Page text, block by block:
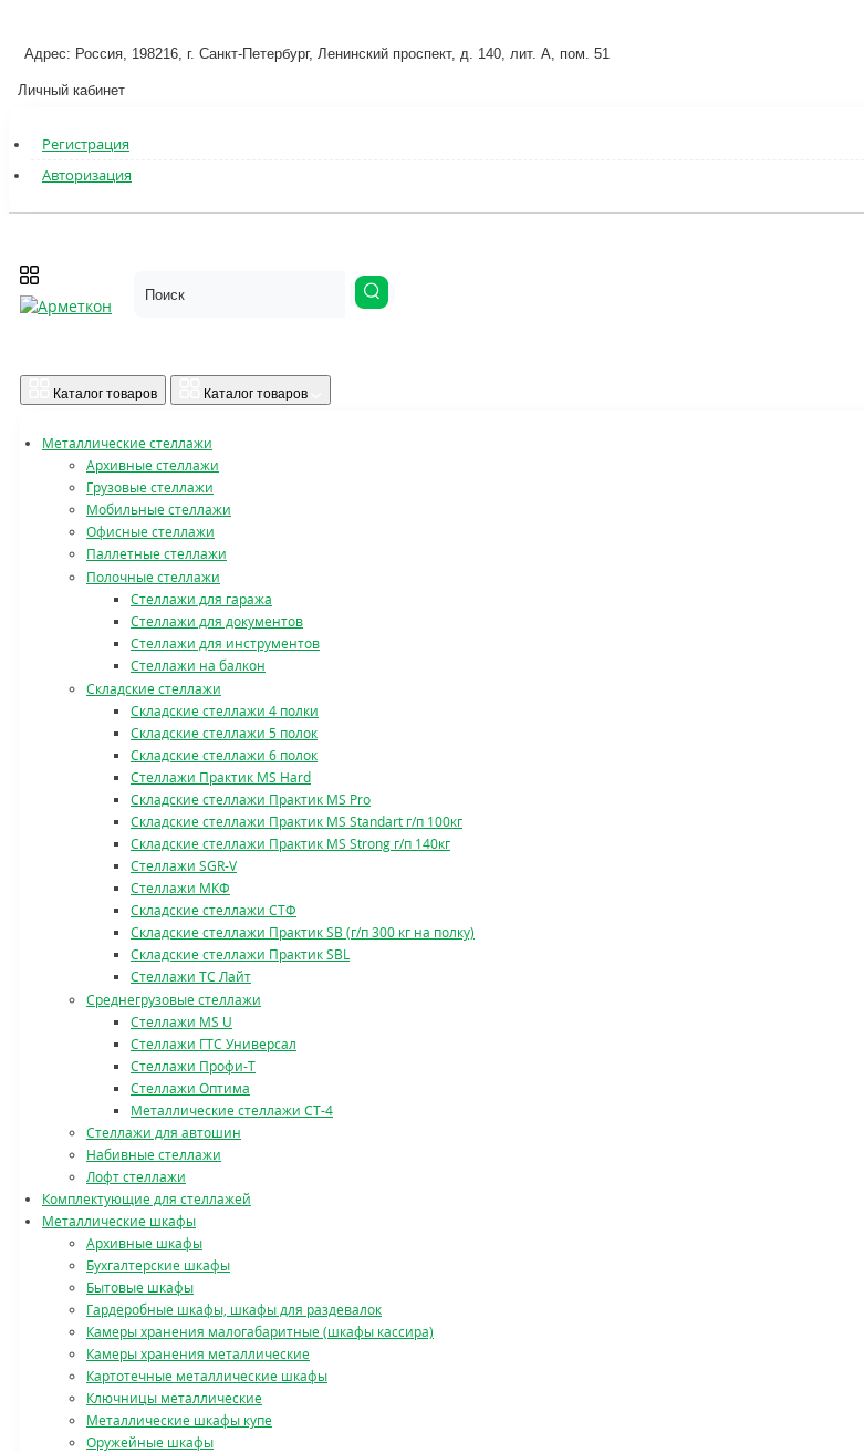
Адрес: Россия, 198216, г. Санкт-Петербург, Ленинский проспект, д. 140, лит. А, пом. 51
Личный кабинет
Регистрация
Авторизация
Каталог товаров Каталог товаров
Металлические стеллажи
Архивные стеллажи
Грузовые стеллажи
Мобильные стеллажи
Офисные стеллажи
Паллетные стеллажи
Полочные стеллажи
Стеллажи для гаража
Стеллажи для документов
Стеллажи для инструментов
Стеллажи на балкон
Складские стеллажи
Складские стеллажи 4 полки
Складские стеллажи 5 полок
Складские стеллажи 6 полок
Стеллажи Практик MS Hard
Складские стеллажи Практик MS Pro
Складские стеллажи Практик MS Standart г/п 100кг
Складские стеллажи Практик MS Strong г/п 140кг
Стеллажи SGR-V
Стеллажи МКФ
Складские стеллажи СТФ
Складские стеллажи Практик SB (г/п 300 кг на полку)
Складские стеллажи Практик SBL
Стеллажи ТС Лайт
Среднегрузовые стеллажи
Стеллажи MS U
Стеллажи ГТС Универсал
Стеллажи Профи-Т
Стеллажи Оптима
Металлические стеллажи СТ-4
Стеллажи для автошин
Набивные стеллажи
Лофт стеллажи
Комплектующие для стеллажей
Металлические шкафы
Архивные шкафы
Бухгалтерские шкафы
Бытовые шкафы
Гардеробные шкафы, шкафы для раздевалок
Камеры хранения малогабаритные (шкафы кассира)
Камеры хранения металлические
Картотечные металлические шкафы
Ключницы металлические
Металлические шкафы купе
Оружейные шкафы